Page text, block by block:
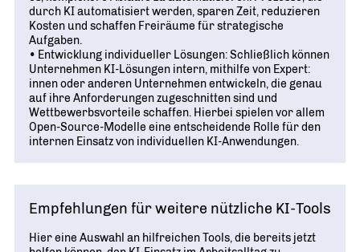
durch KI automatisiert werden, sparen Zeit, reduzieren
Kosten und schaffen Freiräume für strategische
Aufgaben.
• Entwicklung individueller Lösungen: Schließlich können
Unternehmen KI-Lösungen intern, mithilfe von Expert:
innen oder anderen Unternehmen entwickeln, die genau
auf ihre Anforderungen zugeschnitten sind und
Wettbewerbsvorteile schaffen. Hierbei spielen vor allem
Open-Source-Modelle eine entscheidende Rolle für den
internen Einsatz von individuellen KI-Anwendungen.
Empfehlungen für weitere nützliche KI-Tools
Hier eine Auswahl an hilfreichen Tools, die bereits jetzt